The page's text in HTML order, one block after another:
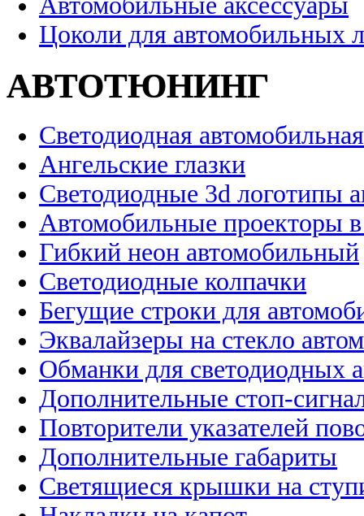
Цоколи для автомобильных
АВТОТЮНИНГ
Светодиодная
Ангельские глазки
Светодиодные 3d логотипы
Автомобильные проекторы
Гибкий неон автомобильный
Светодиодные колпачки
Бегущие строки для
Эквалайзеры на стекло
Обманки для светодиодных
Дополнительные стоп-
Повторители указателей
Дополнительные габариты
Светящиеся крышки на